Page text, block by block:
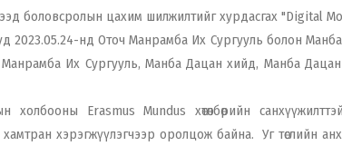
боловсролын цахим шилжилтийг хурдасгах "Digital
2023.05.24-нд Оточ Манрамба Их Сургууль болон
Их Сургууль, Манба Дацан хийд, Манба
Erasmus Mundus хөтөлбөрийн
хэрэгжүүлэгчээр оролцож байна. Уг төслийн